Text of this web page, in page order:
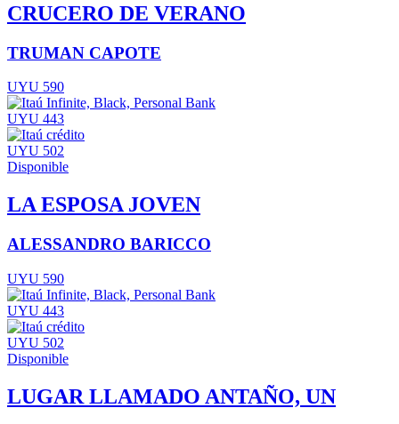
CRUCERO DE VERANO
TRUMAN CAPOTE
UYU 590
UYU 443
UYU 502
Disponible
LA ESPOSA JOVEN
ALESSANDRO BARICCO
UYU 590
UYU 443
UYU 502
Disponible
LUGAR LLAMADO ANTAÑO, UN